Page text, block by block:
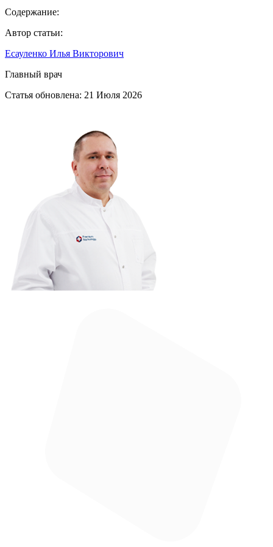
Содержание:
Автор статьи:
Есауленко Илья Викторович
Главный врач
Статья обновлена: 21 Июля 2026